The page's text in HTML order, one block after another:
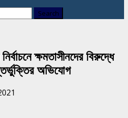
ক্ষমতাসীনদের বিরুদ্ধে
অভিযোগ